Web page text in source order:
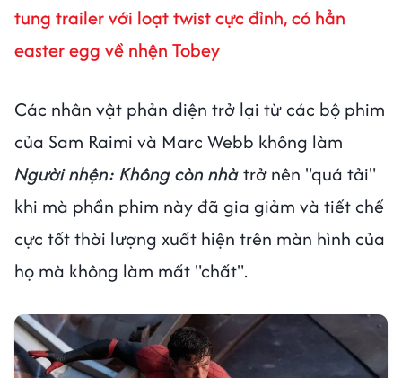
tung trailer với loạt twist cực đỉnh, có hẳn
easter egg về nhện Tobey
Các nhân vật phản diện trở lại từ các bộ phim
của Sam Raimi và Marc Webb không làm
Người nhện: Không còn nhàtrở nên "quá tải"
khi mà phần phim này đã gia giảm và tiết chế
cực tốt thời lượng xuất hiện trên màn hình của
họ mà không làm mất "chất".